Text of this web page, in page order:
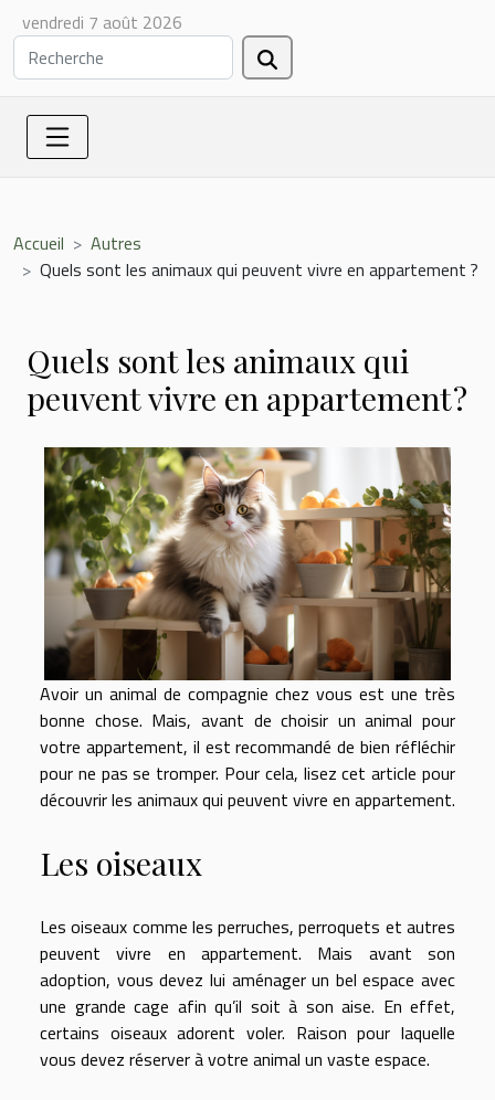
vendredi 7 août 2026
Accueil
Autres
Quels sont les animaux qui peuvent vivre en appartement ?
Quels sont les animaux qui
peuvent vivre en appartement ?
Avoir un animal de compagnie chez vous est une très
bonne chose. Mais, avant de choisir un animal pour
votre appartement, il est recommandé de bien réfléchir
pour ne pas se tromper. Pour cela, lisez cet article pour
découvrir les animaux qui peuvent vivre en appartement.
Les oiseaux
Les oiseaux comme les perruches, perroquets et autres
peuvent vivre en appartement. Mais avant son
adoption, vous devez lui aménager un bel espace avec
une grande cage afin qu’il soit à son aise. En effet,
certains oiseaux adorent voler. Raison pour laquelle
vous devez réserver à votre animal un vaste espace.